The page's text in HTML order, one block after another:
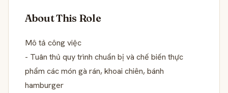
About This Role
Mô tả công việc
- Tuân thủ quy trình chuẩn bị và chế biến thực
phẩm các món gà rán, khoai chiên, bánh
hamburger